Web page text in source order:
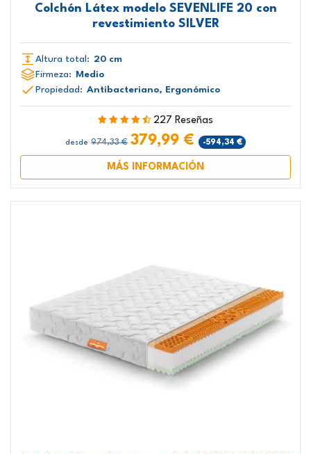
Colchón Látex modelo SEVENLIFE 20 con
revestimiento SILVER
Altura total: 20 cm
Firmeza: Medio
Propiedad: Antibacteriano, Ergonómico
227 Reseñas
desde 974,33 € 379,99 € -594,34 €
MÁS INFORMACIÓN